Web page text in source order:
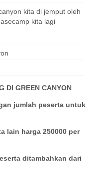
kita di jemput oleh
kita lagi
DI GREEN CANYON
jumlah peserta untuk
lain harga 250000 per
ditambahkan dari